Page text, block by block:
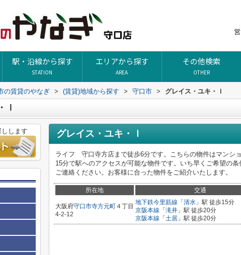
駅・沿線から探す
STATION
エリアから探す
AREA
その他検索
OTHER
の賃貸のやなぎ > (賃貸)地域から探す > 守口市 > グレイス・ユキ・ｌ
グレイス・ユキ・ｌ
ライフ 守口寺方店まで徒歩6分です。こちらの物件はマンシ
15分で駅へのアクセスが可能な物件です。いち早くご希望の
ご連絡ください。お客様に合った物件をご紹介いたします。
所在地 交通
大阪府守口市寺方元町４丁目
4-2-12
地下鉄今里筋線 「 清水 」駅 徒歩15分
京阪本線 「 滝井 」駅 徒歩20分
京阪本線 「 土居 」駅 徒歩20分
します